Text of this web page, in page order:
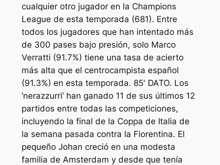
cualquier otro jugador en la Champions
League de esta temporada (681). Entre
todos los jugadores que han intentado más
de 300 pases bajo presión, solo Marco
Verratti (91.7%) tiene una tasa de acierto
más alta que el centrocampista español
(91.3%) en esta temporada. 85′ DATO. Los
‘nerazzurri’ han ganado 11 de sus últimos 12
partidos entre todas las competiciones,
incluyendo la final de la Coppa de Italia de
la semana pasada contra la Fiorentina. El
pequeño Johan creció en una modesta
familia de Amsterdam y desde que tenía